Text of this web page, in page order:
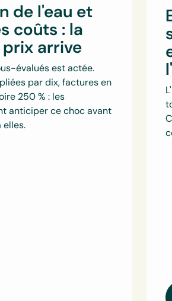
de l'eau et
coûts : la
arrive
évalués est actée.
par dix, factures en
250 % : les
anticiper ce choc avant
elles.